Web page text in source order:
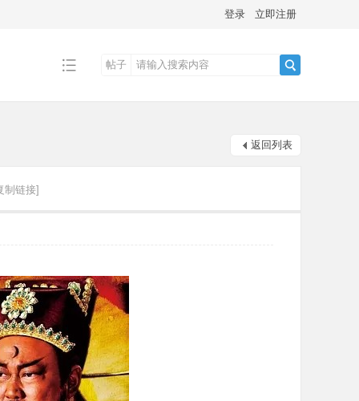
登录 立即注册
帖子
返回列表
制链接]